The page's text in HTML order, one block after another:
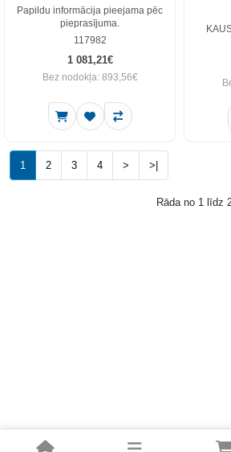
Papildu informācija pieejama pēc
pieprasījuma.
117982
1 081,21€
Bez nodokļa: 893,56€
1 2 3 4 > >|
Rāda no 1 līdz